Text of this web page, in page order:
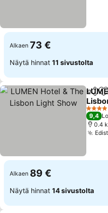
Alkaen 73 €
Näytä hinnat 11 sivustolta
Jaa
4
9,4
0.4
Alkaen 89 €
Näytä hinnat 14 sivustolta